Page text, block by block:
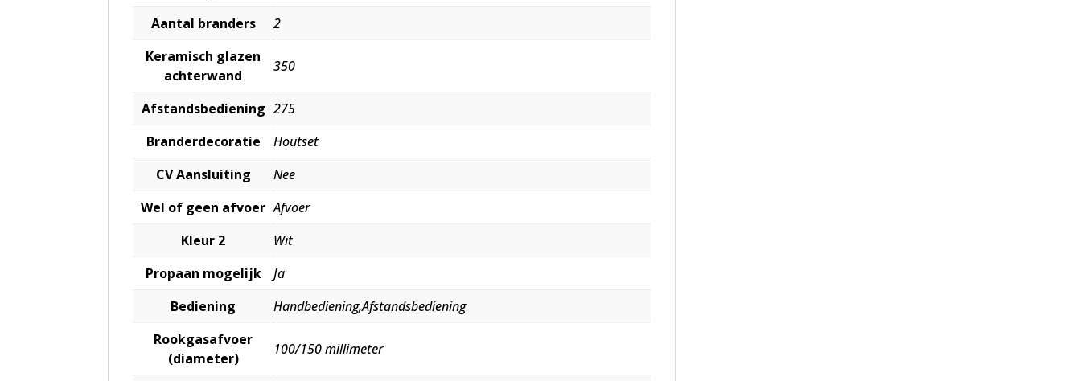
Aantal branders
2
Keramisch glazen
achterwand
350
Afstandsbediening 275
Branderdecoratie
Houtset
CV Aansluiting
Nee
Wel of geen afvoer Afvoer
Kleur 2
Wit
Propaan mogelijk
Ja
Bediening
Handbediening,Afstandsbediening
Rookgasafvoer
(diameter)
100/150 millimeter